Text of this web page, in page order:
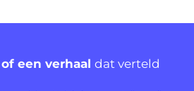
een verhaal dat verteld